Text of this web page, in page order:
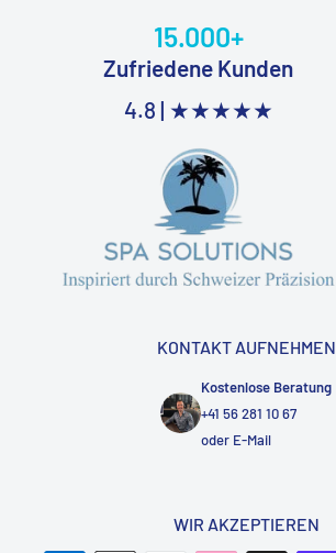
15.000+
Zufriedene Kunden
4.8 | ★★★★★
KONTAKT AUFNEHMEN
Kostenlose Beratung
+41 56 281 10 67
oder E-Mail
WIR AKZEPTIEREN